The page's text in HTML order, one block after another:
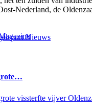
Nederland, de
Nieuws